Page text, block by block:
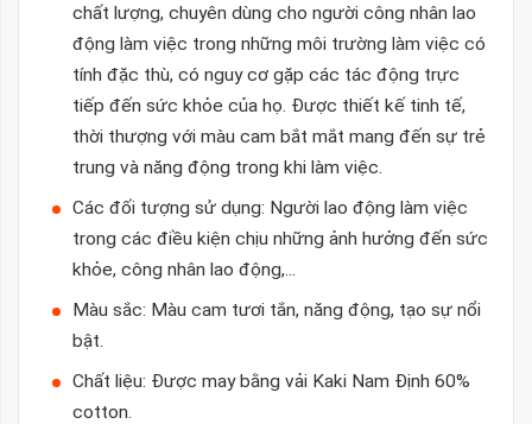
chất lượng, chuyên dùng cho người công nhân lao
động làm việc trong những môi trường làm việc có
tính đặc thù, có nguy cơ gặp các tác động trực
tiếp đến sức khỏe của họ. Được thiết kế tinh tế,
thời thượng với màu cam bắt mắt mang đến sự trẻ
trung và năng động trong khi làm việc.
Các đối tượng sử dụng: Người lao động làm việc
trong các điều kiện chịu những ảnh hưởng đến sức
khỏe, công nhân lao động,...
Màu sắc: Màu cam tươi tắn, năng động, tạo sự nổi
bật.
Chất liệu: Được may bằng vải Kaki Nam Định 60%
cotton.